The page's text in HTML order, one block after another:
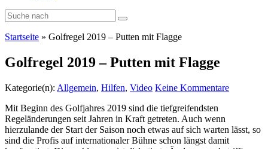
Startseite » Golfregel 2019 – Putten mit Flagge
Golfregel 2019 – Putten mit Flagge
Kategorie(n): Allgemein, Hilfen, Video Keine Kommentare
Mit Beginn des Golfjahres 2019 sind die tiefgreifendsten
Regeländerungen seit Jahren in Kraft getreten. Auch wenn
hierzulande der Start der Saison noch etwas auf sich warten lässt, so
sind die Profis auf internationaler Bühne schon längst damit